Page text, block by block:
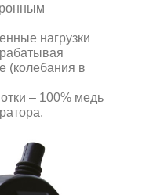
нагрузки
(колебания в
– 100% медь